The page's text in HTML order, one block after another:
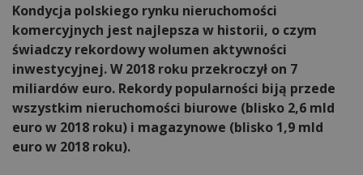
Kondycja polskiego rynku nieruchomości
komercyjnych jest najlepsza w historii, o czym
świadczy rekordowy wolumen aktywności
inwestycyjnej. W 2018 roku przekroczył on 7
miliardów euro. Rekordy popularności biją przede
wszystkim nieruchomości biurowe (blisko 2,6 mld
euro w 2018 roku) i magazynowe (blisko 1,9 mld
euro w 2018 roku).